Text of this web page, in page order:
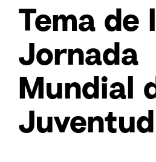
Tema de
Jornada
Mundial